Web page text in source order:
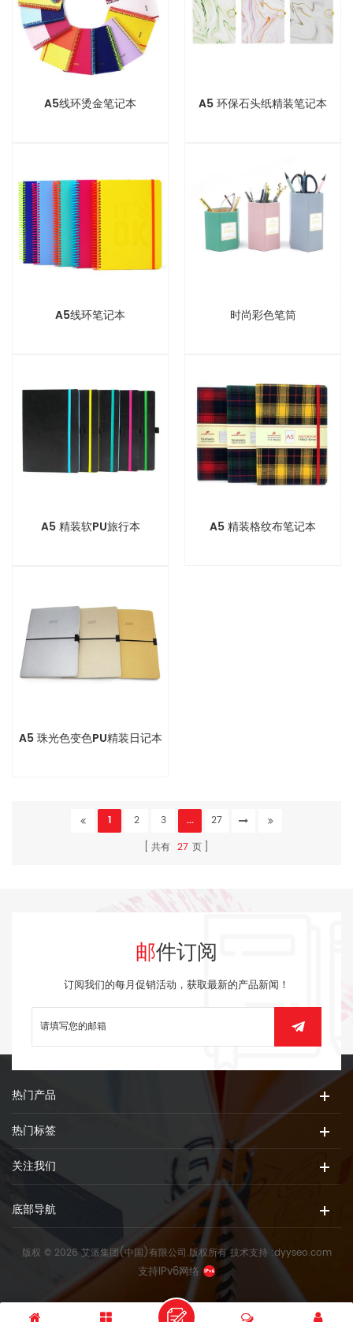
A5线环烫金笔记本 A5 环保石头纸精装笔记本
A5线环笔记本 时尚彩色笔筒
A5 精装软PU旅行本 A5 精装格纹布笔记本
A5 珠光色变色PU精装日记本
1 2 3 ...
27
共有 27 页
邮件订阅
订阅我们的每月促销活动，获取最新的产品新闻！
热门产品
热门标签
关注我们
底部导航
版权 © 2026 艾派集团(中国)有限公司.版权所有技术支持 :dyyseo.com
支持IPv6网络